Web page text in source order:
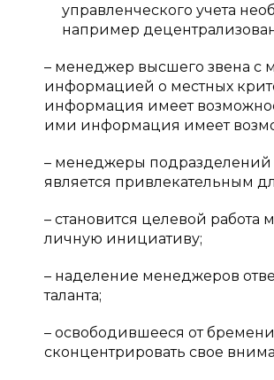
управленческого учета
например
– менеджер высшего звена с
информацией о местных
информация имеет
ими информация имеет
– менеджеры подразделений
является привлекательным
– становится целевой
личную инициативу;
– наделение менеджеров
таланта;
– освободившееся от
сконцентрировать свое